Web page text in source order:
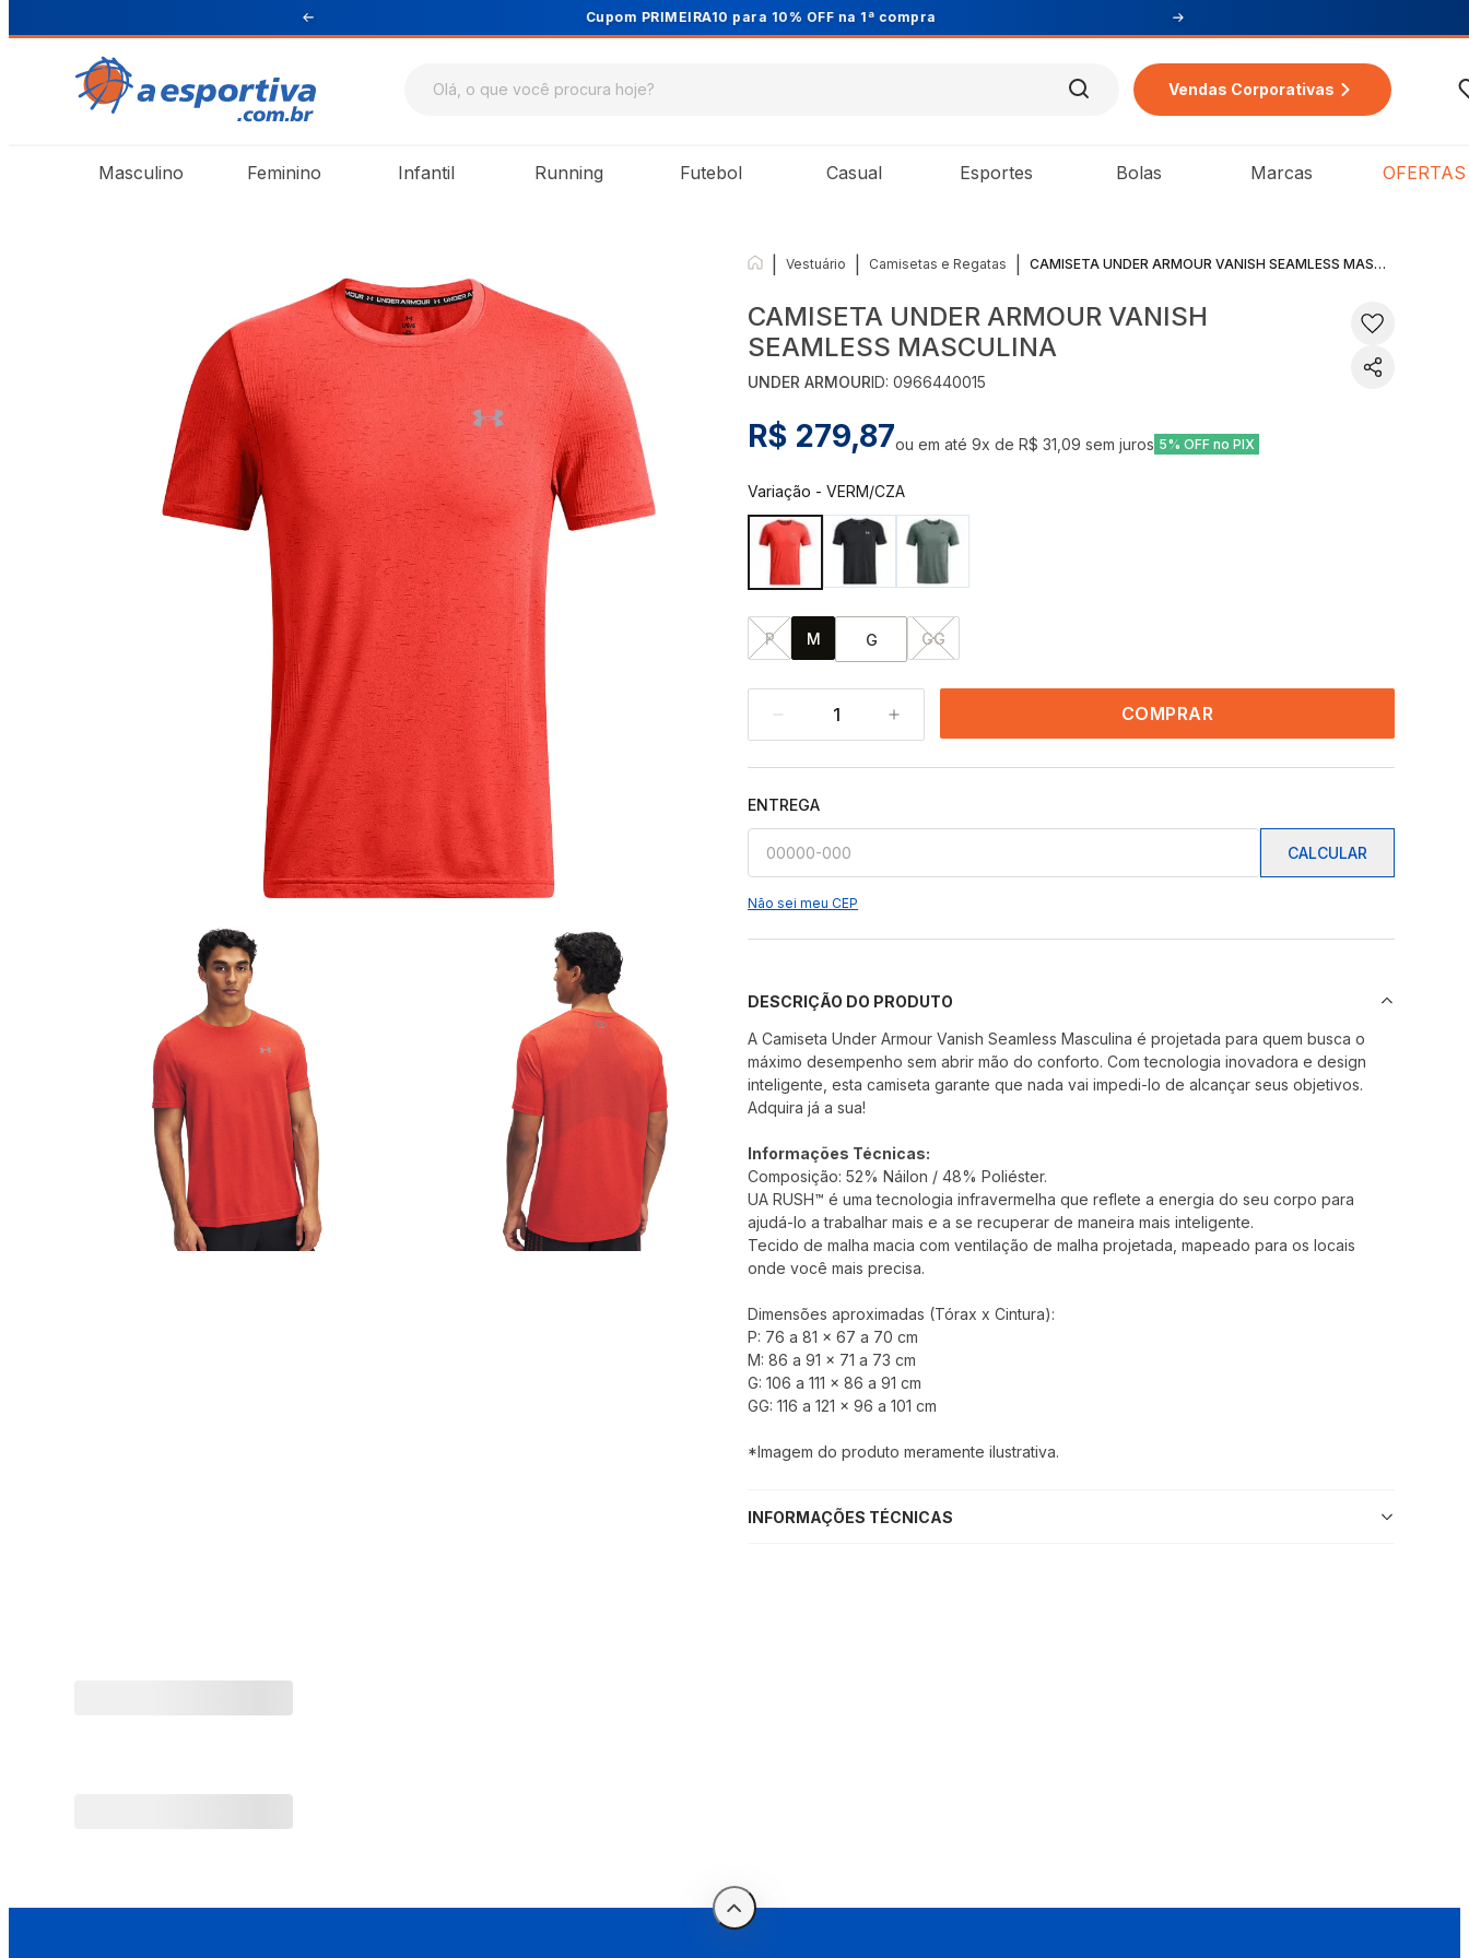
Cupom PRIMEIRA10 para 10% OFF na 1ª compra
Vendas Corporativas
Masculino Feminino Infantil Running Futebol Casual Esportes Bolas Marcas OFERTAS
Vestuário Camisetas e Regatas CAMISETA UNDER ARMOUR VANISH SEAMLESS MASCULINA
CAMISETA UNDER ARMOUR VANISH
SEAMLESS MASCULINA
UNDER ARMOURID:0966440015
R$ 279,87ou em até9x deR$ 31,09 sem juros 5% OFF no PIX
Variação -VERM/CZA
P M G GG
1 COMPRAR
ENTREGA
CALCULAR
Não sei meu CEP
DESCRIÇÃO DO PRODUTO
A Camiseta Under Armour Vanish Seamless Masculina é projetada para quem busca o
máximo desempenho sem abrir mão do conforto. Com tecnologia inovadora e design
inteligente, esta camiseta garante que nada vai impedi-lo de alcançar seus objetivos.
Adquira já a sua!
Informações Técnicas:
Composição: 52% Náilon / 48% Poliéster.
UA RUSH™ é uma tecnologia infravermelha que reflete a energia do seu corpo para
ajudá-lo a trabalhar mais e a se recuperar de maneira mais inteligente.
Tecido de malha macia com ventilação de malha projetada, mapeado para os locais
onde você mais precisa.
Dimensões aproximadas (Tórax x Cintura):
P: 76 a 81 x 67 a 70 cm
M: 86 a 91 x 71 a 73 cm
G: 106 a 111 x 86 a 91 cm
GG: 116 a 121 x 96 a 101 cm
*Imagem do produto meramente ilustrativa.
INFORMAÇÕES TÉCNICAS